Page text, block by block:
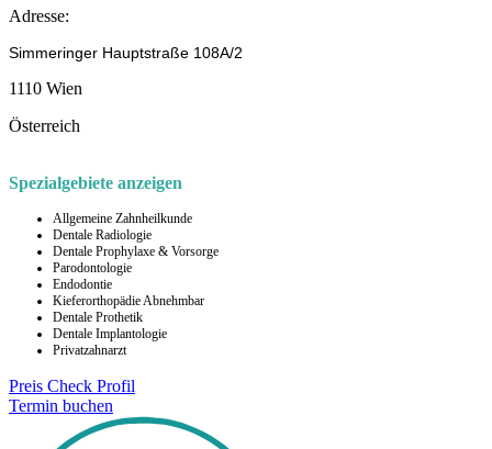
Adresse:
Simmeringer Hauptstraße 108A/2
1110 Wien
Österreich
Spezialgebiete anzeigen
Allgemeine Zahnheilkunde
Dentale Radiologie
Dentale Prophylaxe & Vorsorge
Parodontologie
Endodontie
Kieferorthopädie Abnehmbar
Dentale Prothetik
Dentale Implantologie
Privatzahnarzt
Preis Check Profil
Termin buchen